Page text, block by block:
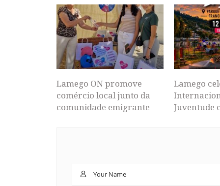
Lamego ON promove
comércio local junto da
comunidade emigrante
Lamego
Juventude